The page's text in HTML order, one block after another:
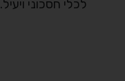
לכלי חסכוני ויעיל.